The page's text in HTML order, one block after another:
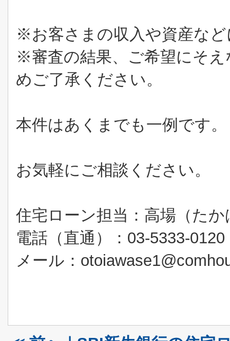
※お客さまの収入や資産な
※審査の結果、ご希望にそ
めご了承ください。
本件はあくまでも一例です。
お気軽にご相談ください。
住宅ローン担当：高場（たか
電話（直通）：03-5333-0120
メール：